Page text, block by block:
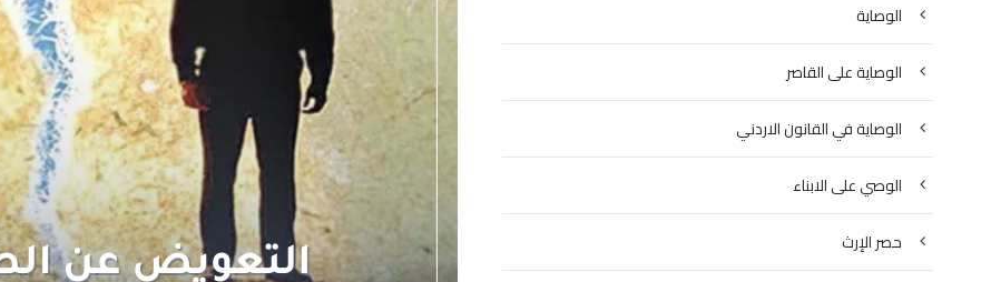
الوصاية
الوصاية على القاصر
الوصاية في القانون الاردني
الوصي على الابناء
حصر الإرث